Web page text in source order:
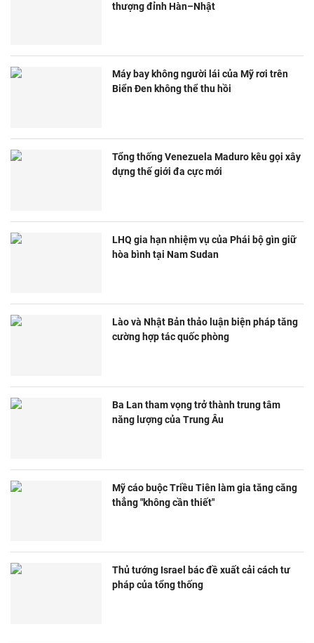
thượng đỉnh Hàn–Nhật
Máy bay không người lái của Mỹ rơi trên
Biển Đen không thể thu hồi
Tổng thống Venezuela Maduro kêu gọi xây
dựng thế giới đa cực mới
LHQ gia hạn nhiệm vụ của Phái bộ gìn giữ
hòa bình tại Nam Sudan
Lào và Nhật Bản thảo luận biện pháp tăng
cường hợp tác quốc phòng
Ba Lan tham vọng trở thành trung tâm
năng lượng của Trung Âu
Mỹ cáo buộc Triều Tiên làm gia tăng căng
thẳng "không cần thiết"
Thủ tướng Israel bác đề xuất cải cách tư
pháp của tổng thống